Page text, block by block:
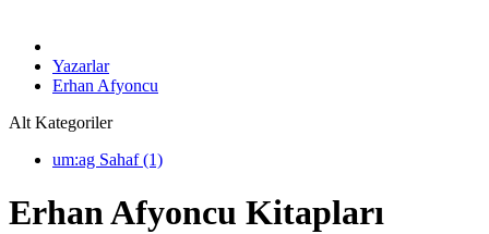
Yazarlar
Erhan Afyoncu
Alt Kategoriler
um:ag Sahaf (1)
Erhan Afyoncu Kitapları